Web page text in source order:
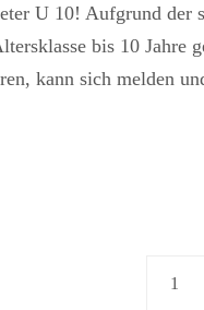
U 10! Aufgrund der
bis 10 Jahre
kann sich melden
1